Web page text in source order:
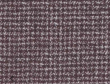
前の画像